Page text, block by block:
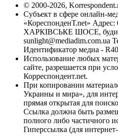
© 2000-2026,
Субъект в сфере онлайн-
«КореспонденТ.net» Адрес:
ХАРКІВСЬКЕ ШОСЕ,
sunlight@mediadim.com.ua
Идентификатор медиа -
Использование любых
сайте, разрешается при
Корреспондент.net.
При копировании
Украины и мира», для
прямая открытая для
Ссылка должна быть
полного либо частичного
Гиперссылка (для